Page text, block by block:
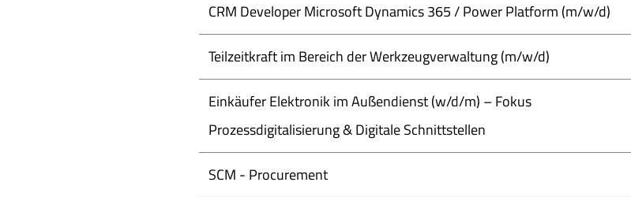
CRM Developer Microsoft Dynamics 365 / Power Platform (m/w/d)
Teilzeitkraft im Bereich der Werkzeugverwaltung (m/w/d)
Einkäufer Elektronik im Außendienst (w/d/m) – Fokus
Prozessdigitalisierung & Digitale Schnittstellen
SCM - Procurement